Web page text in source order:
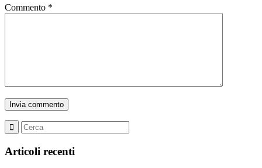
Commento *
Articoli recenti